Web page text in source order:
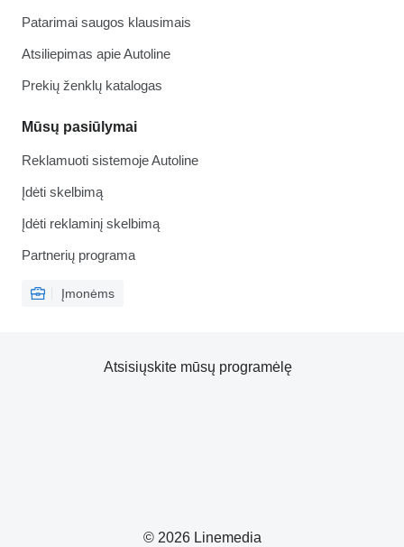
Patarimai saugos klausimais
Atsiliepimas apie Autoline
Prekių ženklų katalogas
Mūsų pasiūlymai
Reklamuoti sistemoje Autoline
Įdėti skelbimą
Įdėti reklaminį skelbimą
Partnerių programa
Įmonėms
© 2026 Linemedia
Atsisiųskite mūsų programėlę